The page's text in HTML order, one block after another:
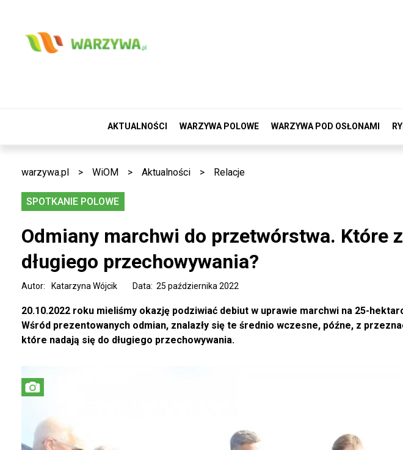
AKTUALNOŚCI WARZYWA POLOWE WARZYWA POD OSŁONAMI
warzywa.pl > WiOM > Aktualności > Relacje
SPOTKANIE POLOWE
Odmiany marchwi do przetwórstwa. Które
długiego przechowywania?
Data: 25 października 2022
Autor: Katarzyna Wójcik
20.10.2022 roku mieliśmy okazję podziwiać debiut w uprawie marchwi na 25-
Wśród prezentowanych odmian, znalazły się te średnio wczesne, późne, z
które nadają się do długiego przechowywania.